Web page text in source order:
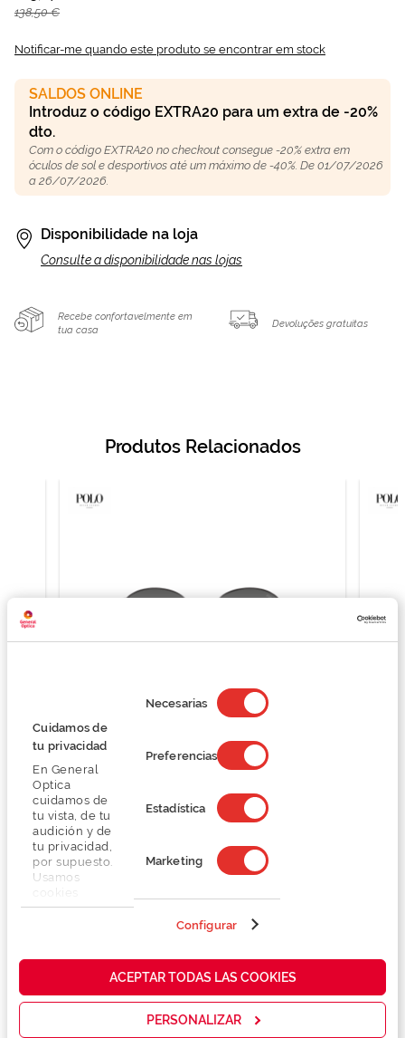
Cuidamos de
tu privacidad
En General
Optica
cuidamos de
tu vista, de tu
audición y de
tu privacidad,
por supuesto.
Usamos
propias y de
cómo mejorar
servicios y
de
consentimiento
Necesarias
Preferencias
Estadística
Marketing
Configurar
ACEPTAR TODAS LAS COOKIES
PERSONALIZAR
138,50 €
Notificar-me quando este produto se encontrar em stock
SALDOS ONLINE
Introduz o código EXTRA20 para um extra de -20%
dto.
Com o código EXTRA20 no checkout consegue -20% extra em
óculos de sol e desportivos até um máximo de -40%. De 01/07/2026
a 26/07/2026.
Disponibilidade na loja
Consulte a disponibilidade nas lojas
Recebe confortavelmente em
tua casa
Devoluções gratuitas
Produtos Relacionados
Polo Ralph Lauren 0PH3145
118,50 €